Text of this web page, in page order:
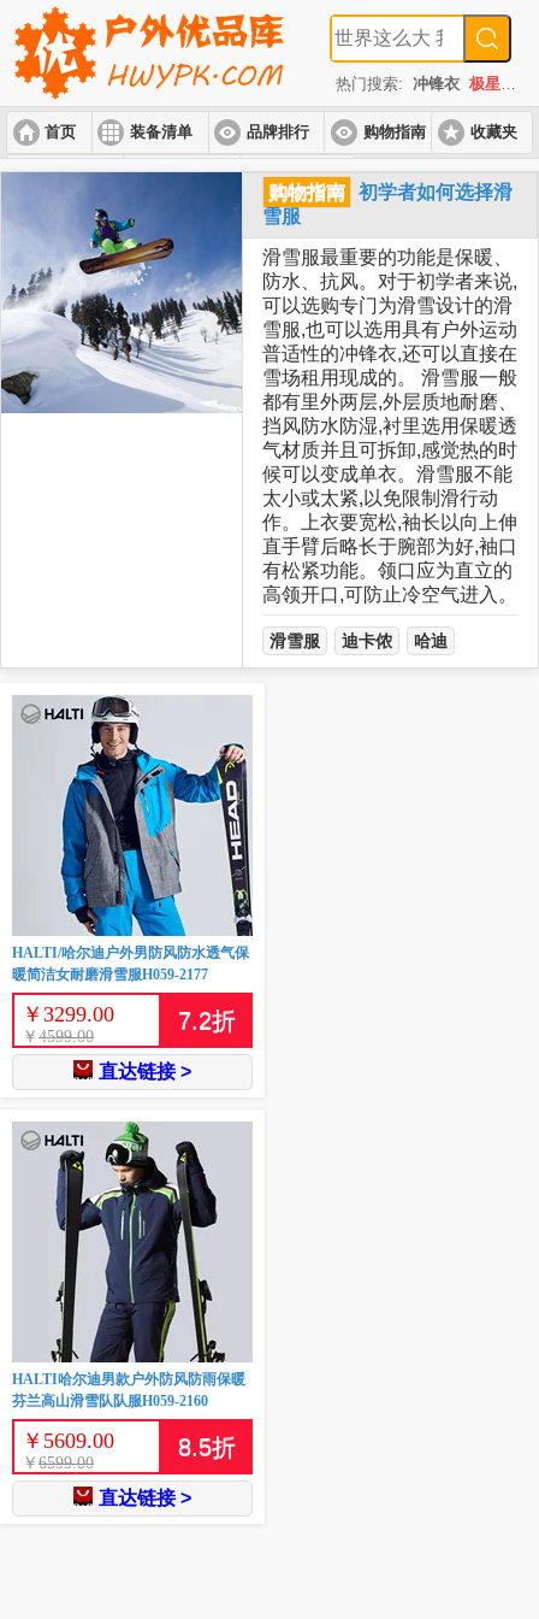
热门搜索: 冲锋衣 极星
首页 装备清单 品牌排行 购物指南
入门套装 进阶套装 高端套装
收藏夹
购物指南
初学者如何选择滑
雪服
滑雪服最重要的功能是保暖、
防水、抗风。对于初学者来说,
可以选购专门为滑雪设计的滑
雪服,也可以选用具有户外运动
普适性的冲锋衣,还可以直接在
雪场租用现成的。 滑雪服一般
都有里外两层,外层质地耐磨、
挡风防水防湿,衬里选用保暖透
气材质并且可拆卸,感觉热的时
候可以变成单衣。滑雪服不能
太小或太紧,以免限制滑行动
作。上衣要宽松,袖长以向上伸
直手臂后略长于腕部为好,袖口
有松紧功能。领口应为直立的
高领开口,可防止冷空气进入。
滑雪服 迪卡侬 哈迪
HALTI/哈尔迪户外男防风防水透气保
暖简洁女耐磨滑雪服H059-2177
￥ 3299.00
￥ 4599.00
7.2折
直达链接 >
HALTI哈尔迪男款户外防风防雨保暖
芬兰高山滑雪队队服H059-2160
￥ 5609.00
￥ 6599.00
8.5折
直达链接 >